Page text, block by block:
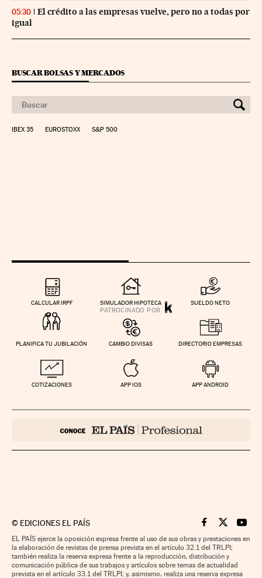
05:30
El crédito a las empresas vuelve, pero no a todas por
igual
BUSCAR BOLSAS Y MERCADOS
IBEX 35 EUROSTOXX S&P 500
CALCULAR IRPF SIMULADOR HIPOTECA SUELDO NETO
PLANIFICA TU JUBILACIÓN CAMBIO DIVISAS DIRECTORIO EMPRESAS
COTIZACIONES APP IOS APP ANDROID
© EDICIONES EL PAÍS Cinco Días en
Cinco Días
Cinco
EL PAÍS ejerce la oposición expresa frente al uso de sus obras y prestaciones en
la elaboración de revistas de prensa prevista en el artículo 32.1 del TRLPI;
también realiza la reserva expresa frente a la reproducción, distribución y
comunicación pública de sus trabajos y artículos sobre temas de actualidad
prevista en el artículo 33.1 del TRLPI; y, asimismo, realiza una reserva expresa